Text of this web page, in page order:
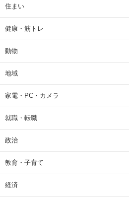
住まい
健康・筋トレ
動物
地域
家電・PC・カメラ
就職・転職
政治
教育・子育て
経済